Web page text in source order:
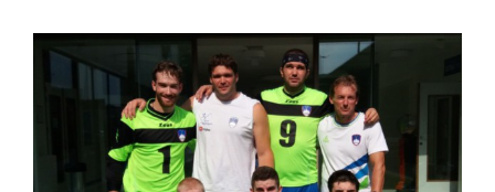
View
Larger
Image